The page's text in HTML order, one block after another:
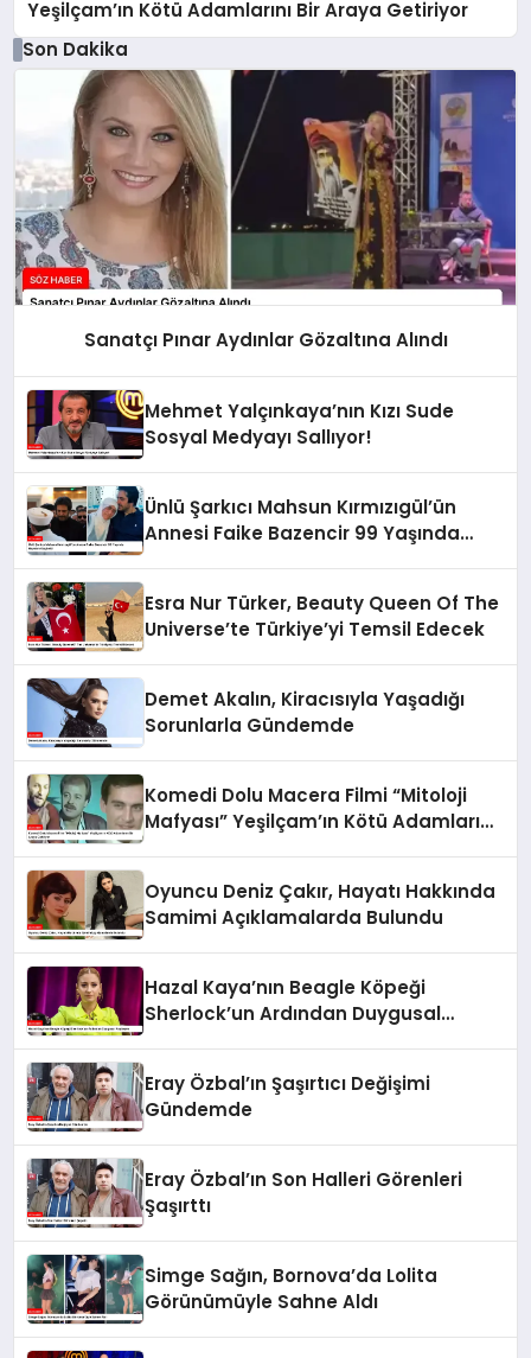
Yeşilçam’ın Kötü Adamlarını Bir Araya Getiriyor
Son Dakika
Sanatçı Pınar Aydınlar Gözaltına Alındı
Mehmet Yalçınkaya’nın Kızı Sude
Sosyal Medyayı Sallıyor!
Ünlü Şarkıcı Mahsun Kırmızıgül’ün
Annesi Faike Bazencir 99 Yaşında
Esra Nur Türker, Beauty Queen Of The
Universe’te Türkiye’yi Temsil Edecek
Demet Akalın, Kiracısıyla Yaşadığı
Sorunlarla Gündemde
Komedi Dolu Macera Filmi “Mitoloji
Mafyası” Yeşilçam’ın Kötü Adamlarını
Oyuncu Deniz Çakır, Hayatı Hakkında
Samimi Açıklamalarda Bulundu
Hazal Kaya’nın Beagle Köpeği
Sherlock’un Ardından Duygusal
Eray Özbal’ın Şaşırtıcı Değişimi
Gündemde
Eray Özbal’ın Son Halleri Görenleri
Şaşırttı
Simge Sağın, Bornova’da Lolita
Görünümüyle Sahne Aldı